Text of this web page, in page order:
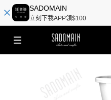
SADOMAIN
立刻下載APP領$100